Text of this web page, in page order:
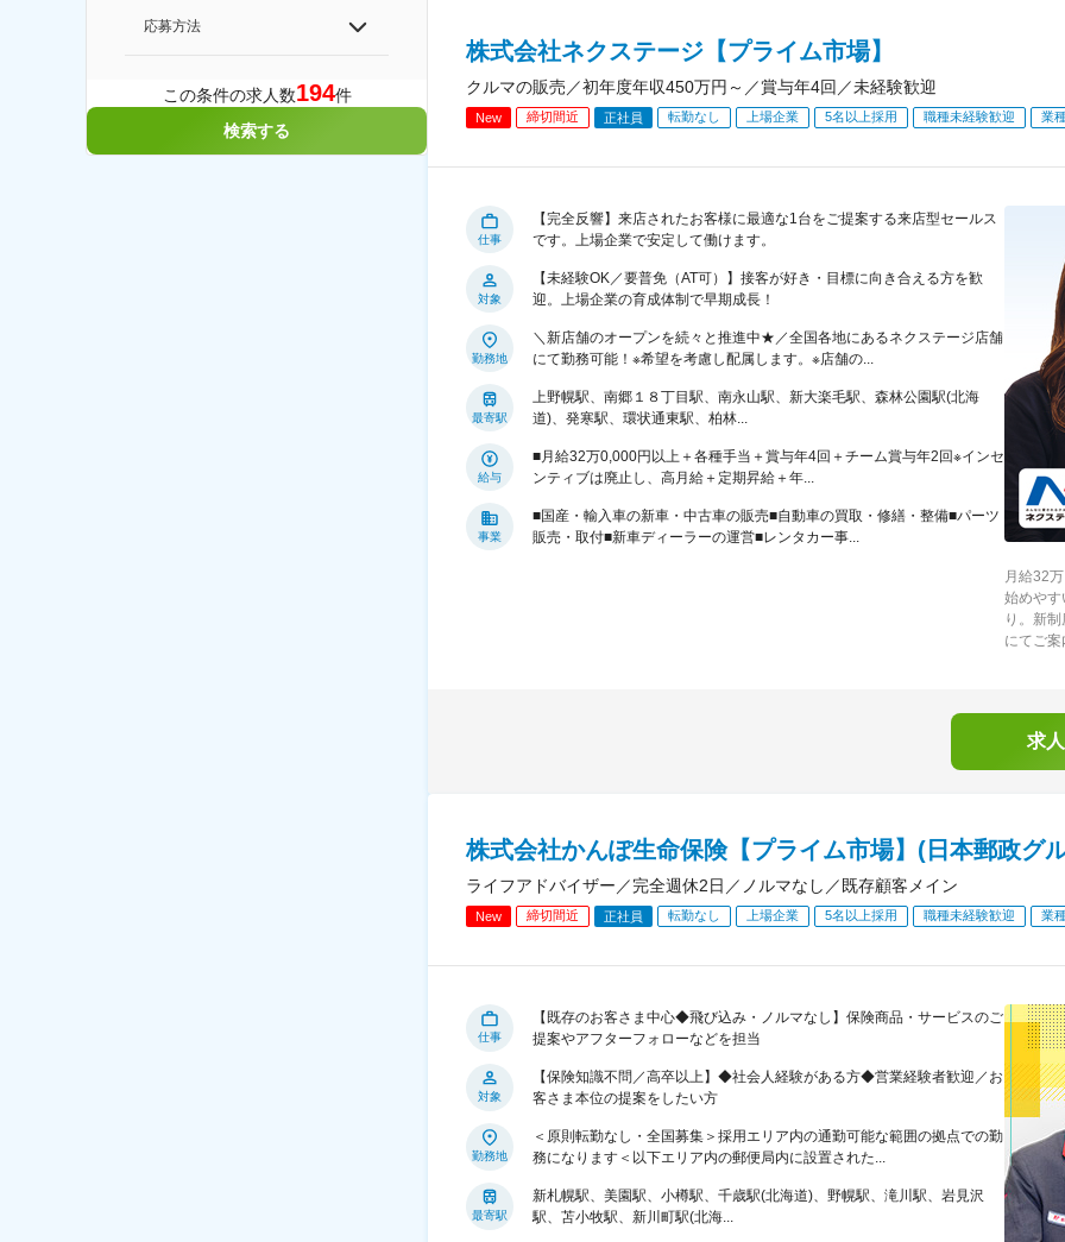
応募方法
この条件の求人数194件
検索する
株式会社ネクステージ【プライム市場】
クルマの販売／初年度年収450万円～／賞与年4回／未経験歓迎
New 締切間近 正社員 転勤なし 上場企業 5名以上採用 職種未経験歓迎 業
仕事
【完全反響】来店されたお客様に最適な1台をご提案する来店型セールス
です。上場企業で安定して働けます。
対象
【未経験OK／要普免（AT可）】接客が好き・目標に向き合える方を歓
迎。上場企業の育成体制で早期成長！
勤務地
＼新店舗のオープンを続々と推進中★／全国各地にあるネクステージ店舗
にて勤務可能！※希望を考慮し配属します。※店舗の...
最寄駅
上野幌駅、南郷１８丁目駅、南永山駅、新大楽毛駅、森林公園駅(北海
道)、発寒駅、環状通東駅、柏林...
給与
■月給32万0,000円以上＋各種手当＋賞与年4回＋チーム賞与年2回※インセ
ンティブは廃止し、高月給＋定期昇給＋年...
事業
■国産・輸入車の新車・中古車の販売■自動車の買取・修繕・整備■パーツ
販売・取付■新車ディーラーの運営■レンタカー事...
月給32
始めや
り。新
にてご
求
株式会社かんぽ生命保険【プライム市場】(日本郵政グ
ライフアドバイザー／完全週休2日／ノルマなし／既存顧客メイン
New 締切間近 正社員 転勤なし 上場企業 5名以上採用 職種未経験歓迎 業
仕事
【既存のお客さま中心◆飛び込み・ノルマなし】保険商品・サービスのご
提案やアフターフォローなどを担当
対象
【保険知識不問／高卒以上】◆社会人経験がある方◆営業経験者歓迎／お
客さま本位の提案をしたい方
勤務地
＜原則転勤なし・全国募集＞採用エリア内の通勤可能な範囲の拠点での勤
務になります＜以下エリア内の郵便局内に設置された...
最寄駅
新札幌駅、美園駅、小樽駅、千歳駅(北海道)、野幌駅、滝川駅、岩見沢
駅、苫小牧駅、新川町駅(北海...